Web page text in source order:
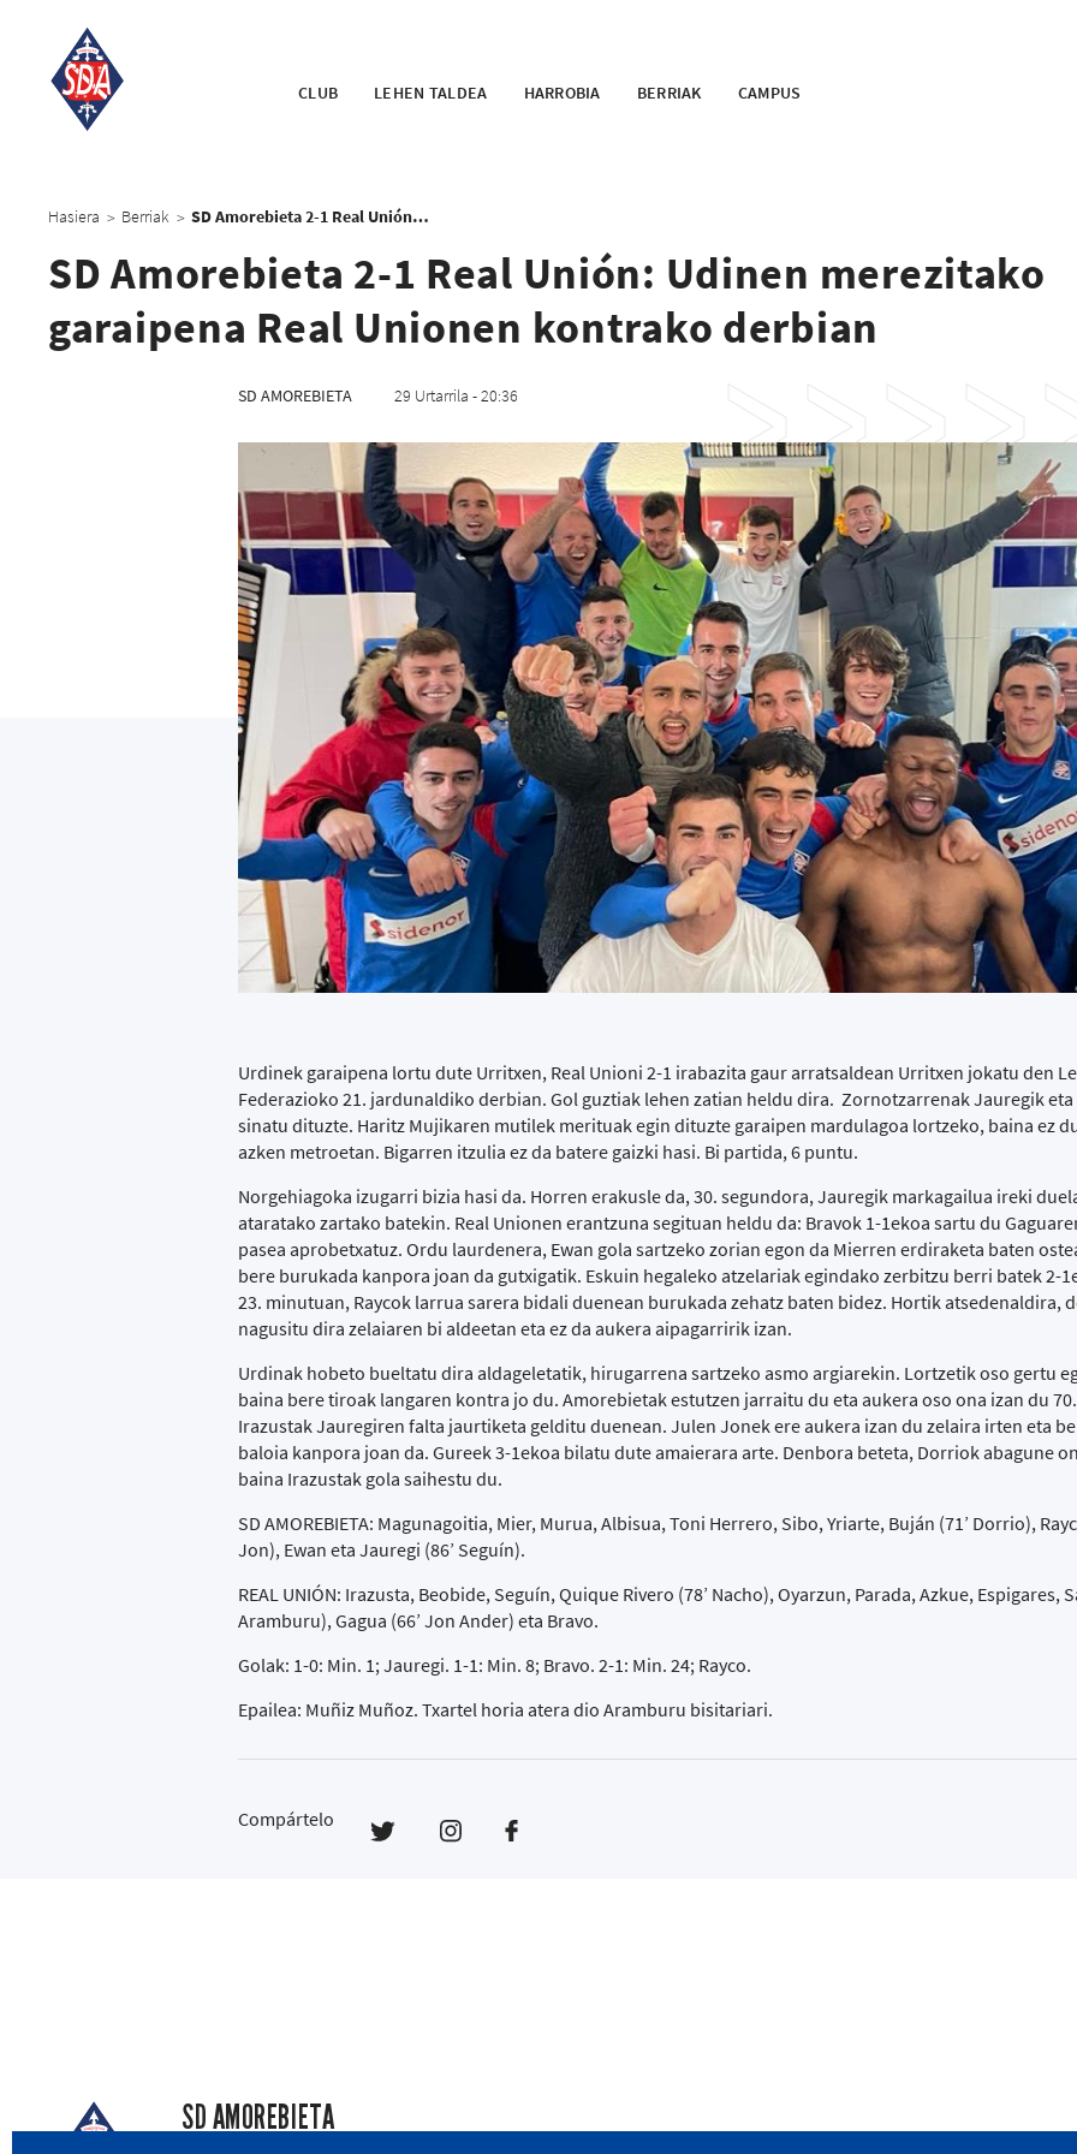
CLUB LEHEN TALDEA HARROBIA BERRIAK CAMPUS
Hasiera > Berriak > SD Amorebieta 2-1 Real Unión: Udinen merezitako garaipena Real Unionen kontrako derbian
SD Amorebieta 2-1 Real Unión: Udinen merezitako
garaipena Real Unionen kontrako derbian
SD AMOREBIETA 29 Urtarrila - 20:36
Urdinek garaipena lortu dute Urritxen, Real Unioni 2-1 irabazita gaur arratsaldean Urritxen jokatu den
Federazioko 21. jardunaldiko derbian. Gol guztiak lehen zatian heldu dira. Zornotzarrenak Jauregik eta
sinatu dituzte. Haritz Mujikaren mutilek merituak egin dituzte garaipen mardulagoa lortzeko, baina ez
azken metroetan. Bigarren itzulia ez da batere gaizki hasi. Bi partida, 6 puntu.
Norgehiagoka izugarri bizia hasi da. Horren erakusle da, 30. segundora, Jauregik markagailua ireki
ataratako zartako batekin. Real Unionen erantzuna segituan heldu da: Bravok 1-1ekoa sartu du
pasea aprobetxatuz. Ordu laurdenera, Ewan gola sartzeko zorian egon da Mierren erdiraketa baten
bere burukada kanpora joan da gutxigatik. Eskuin hegaleko atzelariak egindako zerbitzu berri batek 2-
23. minutuan, Raycok larrua sarera bidali duenean burukada zehatz baten bidez. Hortik atsedenaldira,
nagusitu dira zelaiaren bi aldeetan eta ez da aukera aipagarririk izan.
Urdinak hobeto bueltatu dira aldageletatik, hirugarrena sartzeko asmo argiarekin. Lortzetik oso gertu
baina bere tiroak langaren kontra jo du. Amorebietak estutzen jarraitu du eta aukera oso ona izan du
Irazustak Jauregiren falta jaurtiketa gelditu duenean. Julen Jonek ere aukera izan du zelaira irten eta
baloia kanpora joan da. Gureek 3-1ekoa bilatu dute amaierara arte. Denbora beteta, Dorriok abagune
baina Irazustak gola saihestu du.
SD AMOREBIETA: Magunagoitia, Mier, Murua, Albisua, Toni Herrero, Sibo, Yriarte, Buján (71’ Dorrio),
Jon), Ewan eta Jauregi (86’ Seguín).
REAL UNIÓN: Irazusta, Beobide, Seguín, Quique Rivero (78’ Nacho), Oyarzun, Parada, Azkue, Espigares,
Aramburu), Gagua (66’ Jon Ander) eta Bravo.
Golak: 1-0: Min. 1; Jauregi. 1-1: Min. 8; Bravo. 2-1: Min. 24; Rayco.
Epailea: Muñiz Muñoz. Txartel horia atera dio Aramburu bisitariari.
Compártelo
SD AMOREBIETA